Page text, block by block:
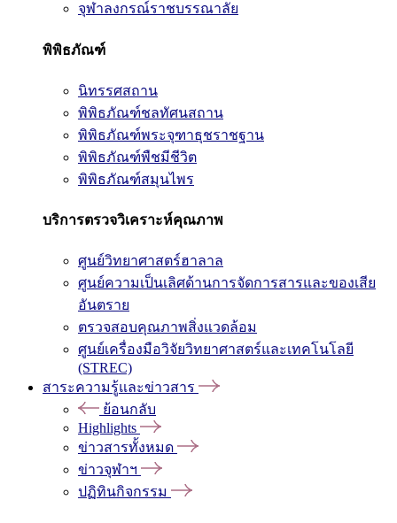
จุฬาลงกรณ์ราชบรรณาลัย
พิพิธภัณฑ์
นิทรรศสถาน
พิพิธภัณฑ์ชลทัศนสถาน
พิพิธภัณฑ์พระจุฑาธุชราชฐาน
พิพิธภัณฑ์พืชมีชีวิต
พิพิธภัณฑ์สมุนไพร
บริการตรวจวิเคราะห์คุณภาพ
ศูนย์วิทยาศาสตร์ฮาลาล
ศูนย์ความเป็นเลิศด้านการจัดการสารและของเสีย
อันตราย
ตรวจสอบคุณภาพสิ่งแวดล้อม
ศูนย์เครื่องมือวิจัยวิทยาศาสตร์และเทคโนโลยี
(STREC)
สาระความรู้และข่าวสาร
ย้อนกลับ
Highlights
ข่าวสารทั้งหมด
ข่าวจุฬาฯ
ปฏิทินกิจกรรม